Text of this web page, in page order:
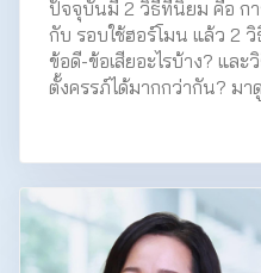
ปัจจุบันมี 2 วิธีที่นิยม คือ ก
กับ รอบใช้ฮอร์โมน แล้ว 2
ข้อดี-ข้อเสียอะไรบ้าง? แล
ตั้งครรภ์ได้มากกว่ากัน? มา